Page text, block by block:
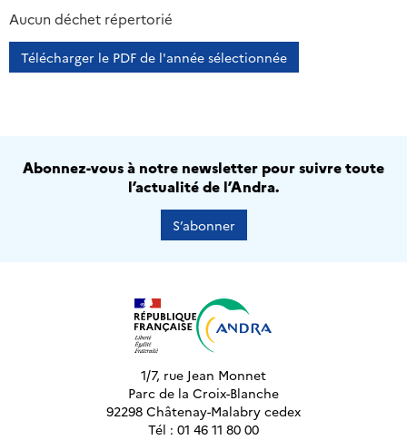
2013 2014
Aucun déchet répertorié
Télécharger le PDF de l'année sélectionnée
Abonnez-vous à notre newsletter pour suivre toute
l’actualité de l’Andra.
S’abonner
1/7, rue Jean Monnet
Parc de la Croix-Blanche
92298 Châtenay-Malabry cedex
Tél : 01 46 11 80 00